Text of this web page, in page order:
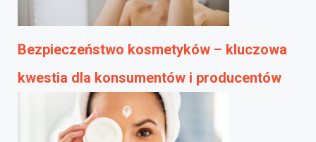
Bezpieczeństwo kosmetyków – kluczowa
kwestia dla konsumentów i producentów